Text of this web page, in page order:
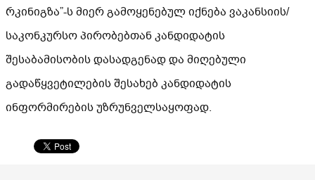
რკინიგზა”-ს მიერ გამოყენებულ იქნება ვაკანსიის/
საკონკურსო პირობებთან კანდიდატის
შესაბამისობის დასადგენად და მიღებული
გადაწყვეტილების შესახებ კანდიდატის
ინფორმირების უზრუნველსაყოფად.